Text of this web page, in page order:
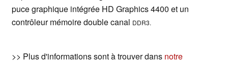
puce graphique intégrée HD Graphics 4400 et un
contrôleur mémoire double canal DDR3.
>> Plus d'informations sont à trouver dans notre